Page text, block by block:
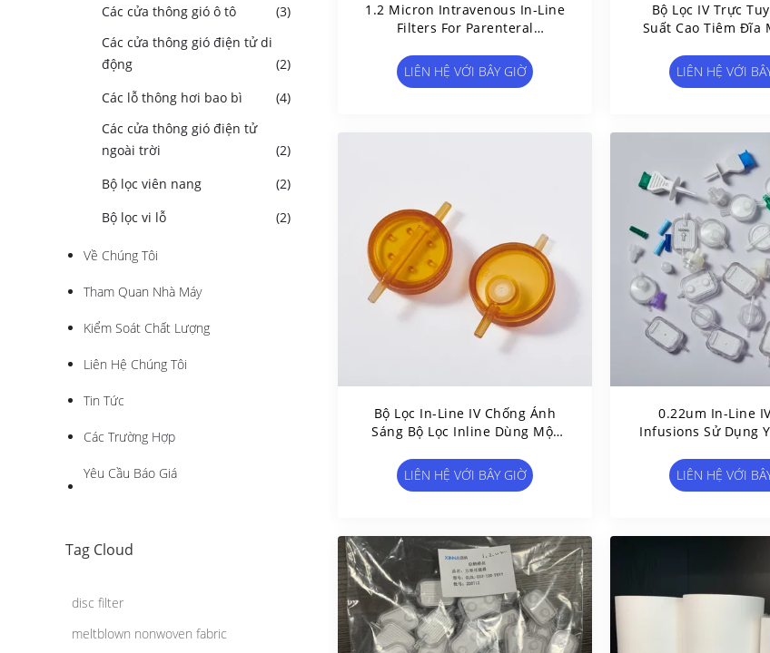
Các cửa thông gió ô tô
(3)
Các cửa thông gió điện tử di
động
(2)
Các lỗ thông hơi bao bì
(4)
Các cửa thông gió điện tử
ngoài trời
(2)
Bộ lọc viên nang
(2)
Bộ lọc vi lỗ
(2)
Về Chúng Tôi
Tham Quan Nhà Máy
Kiểm Soát Chất Lượng
Liên Hệ Chúng Tôi
Tin Tức
Các Trường Hợp
Yêu Cầu Báo Giá
Tag Cloud
disc filter
meltblown nonwoven fabric
1.2 Micron Intravenous In-Line
Filters For Parenteral
LIÊN HỆ VỚI BÂY GIỜ
Bộ Lọc IV Trực
Suất Cao Tiêm Đĩa
5.0um
LIÊN HỆ VỚI
Bộ Lọc In-Line IV Chống Ánh
Sáng Bộ Lọc Inline Dùng Một
5μm
LIÊN HỆ VỚI BÂY GIỜ
0.22um In-Line
Infusions Sử Dụng Y
Các Loại Thuốc
LIÊN HỆ VỚI